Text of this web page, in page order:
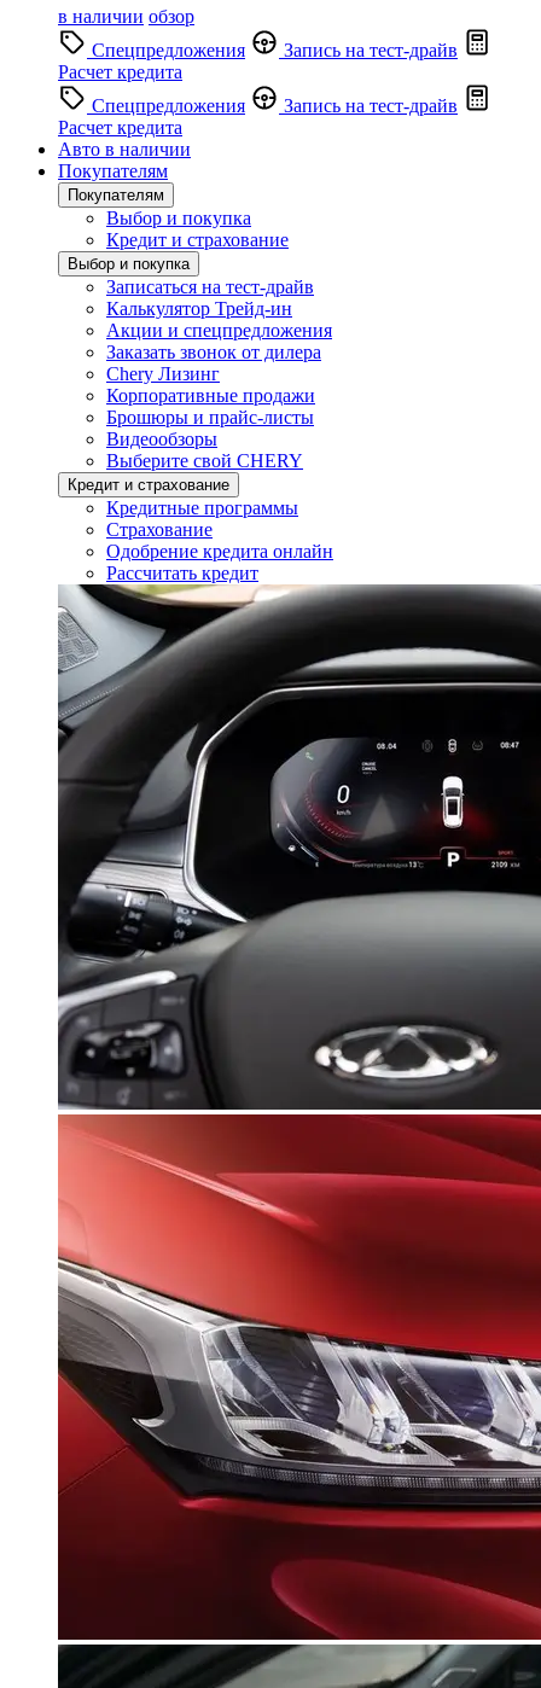
в наличии обзор
Спецпредложения
Запись на тест-драйв
Расчет кредита
Спецпредложения
Запись на тест-драйв
Расчет кредита
Авто в наличии
Покупателям
Покупателям
Выбор и покупка
Кредит и страхование
Выбор и покупка
Записаться на тест-драйв
Калькулятор Трейд-ин
Акции и спецпредложения
Заказать звонок от дилера
Chery Лизинг
Корпоративные продажи
Брошюры и прайс-листы
Видеообзоры
Выберите свой CHERY
Кредит и страхование
Кредитные программы
Страхование
Одобрение кредита онлайн
Рассчитать кредит